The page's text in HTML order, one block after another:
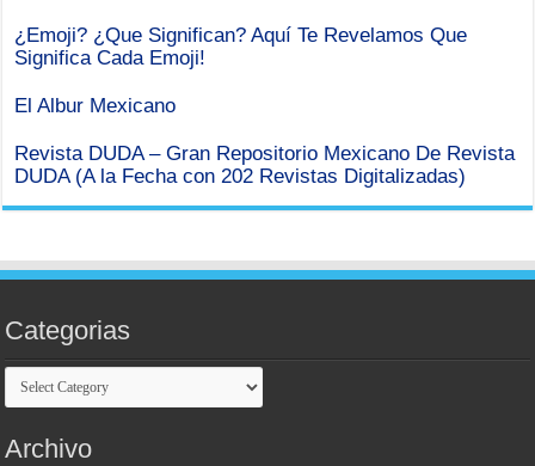
¿Emoji? ¿Que Significan? Aquí Te Revelamos Que
Significa Cada Emoji!
El Albur Mexicano
Revista DUDA – Gran Repositorio Mexicano De Revista
DUDA (A la Fecha con 202 Revistas Digitalizadas)
Categorias
Categorias
Archivo